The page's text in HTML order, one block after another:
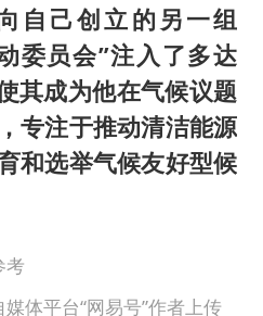
自己创立的另一组
委员会”注入了多达
其成为他在气候议题
专注于推动清洁能源
和选举气候友好型候
考
体平台“网易号”作者上传